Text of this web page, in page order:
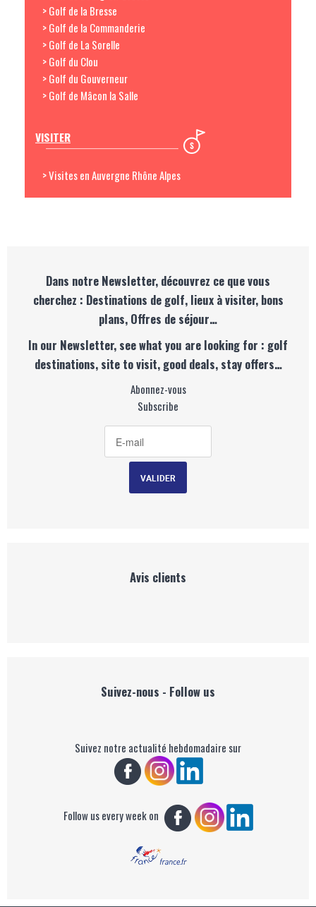
> Golf de la Bresse
> Golf de la Commanderie
> Golf de La Sorelle
> Golf du Clou
> Golf du Gouverneur
> Golf de Mâcon la Salle
VISITER
> Visites en Auvergne Rhône Alpes
Dans notre Newsletter, découvrez ce que vous
cherchez : Destinations de golf, lieux à visiter, bons
plans, Offres de séjour…
In our Newsletter, see what you are looking for : golf
destinations, site to visit, good deals, stay offers…
Abonnez-vous
Subscribe
Avis clients
Suivez-nous - Follow us
Suivez notre actualité hebdomadaire sur
Follow us every week on